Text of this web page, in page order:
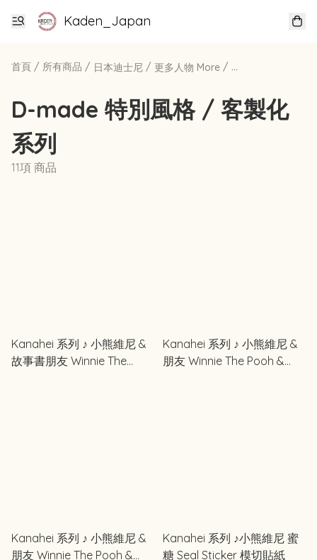
Kaden_Japan
首頁 / 所有商品 / 日本迪士尼 / 更多人物 More /
D-made 特別風格 / 客製化
系列
11項 商品
Kanahei 系列 ♪ 小熊維尼 &
故事書朋友 Winnie The
Kanahei 系列 ♪ 小熊維尼 &
朋友 Winnie The Pooh &
Kanahei 系列 ♪ 小熊維尼 &
朋友 Winnie The Pooh &
Kanahei 系列 ♪小熊維尼 蜜
糖 Seal Sticker 模切貼紙